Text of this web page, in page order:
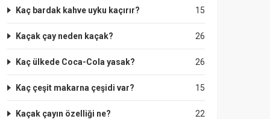
15
Kaç bardak kahve uyku kaçırır?
26
Kaçak çay neden kaçak?
26
Kaç ülkede Coca-Cola yasak?
15
Kaç çeşit makarna çeşidi var?
22
Kaçak çayın özelliği ne?